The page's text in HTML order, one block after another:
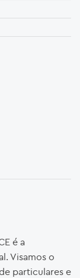
é a
Visamos o
particulares e